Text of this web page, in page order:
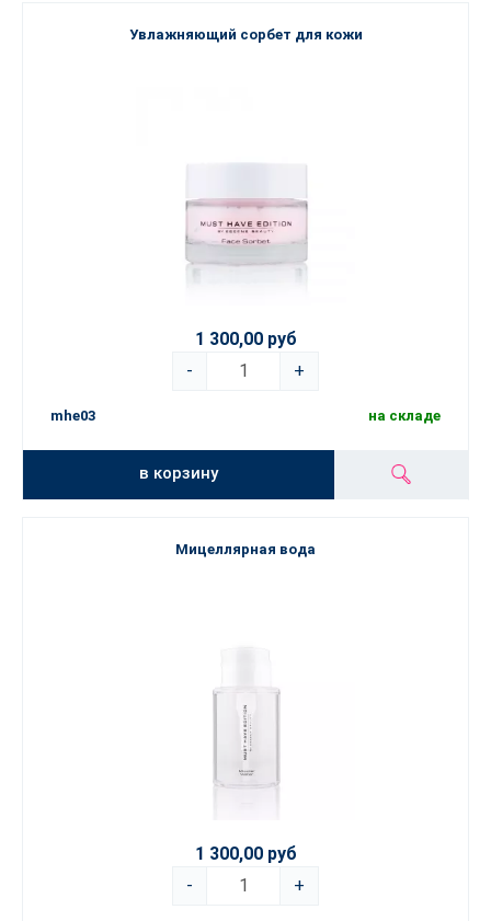
Увлажняющий сорбет для кожи
1 300,00 руб
-
+
mhe03 на складе
в корзину
Мицеллярная вода
1 300,00 руб
-
+